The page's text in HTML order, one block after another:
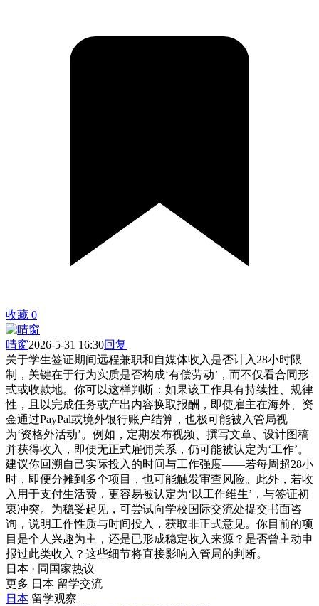
收藏 0
晴窗2026-5-31 16:30回复
关于学生签证期间远程兼职和自媒体收入是否计入28小时限
制，关键在于行为实质是否构成‘有偿劳动’，而不仅看合同形
式或收款地。你可以这样判断：如果该工作具有持续性、规律
性，且以完成任务或产出内容换取报酬，即使雇主在海外、资
金通过PayPal或境外银行账户结算，也极可能被入管局视
为‘资格外活动’。例如，定期发布视频、撰写文章、设计图稿
并获得收入，即便无正式雇佣关系，仍可能被认定为‘工作’。
建议你回溯自己实际投入的时间与工作强度——若每周超28小
时，即便分摊到多个项目，也可能触发审查风险。此外，若收
入用于支付生活费，更容易被认定为‘以工作维生’，与签证初
衷冲突。为稳妥起见，可尝试向学校国际交流处提交书面咨
询，说明工作性质与时间投入，获取非正式意见。你目前的项
目是个人兴趣为主，还是已形成稳定收入来源？是否曾主动申
报过此类收入？这些细节将直接影响入管局的判断。
日本 · 同国家热议
更多 日本 留学交流
日本 留学观察